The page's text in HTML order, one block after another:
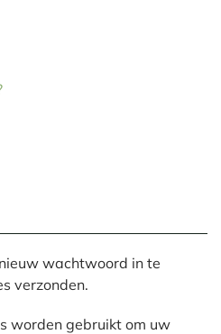
wachtwoord in te
verzonden.
worden gebruikt om uw